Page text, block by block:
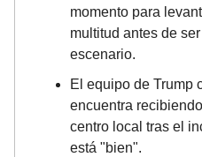
momento para
multitud antes de
escenario.
El equipo de Trump
encuentra
centro local tras el
está "bien".